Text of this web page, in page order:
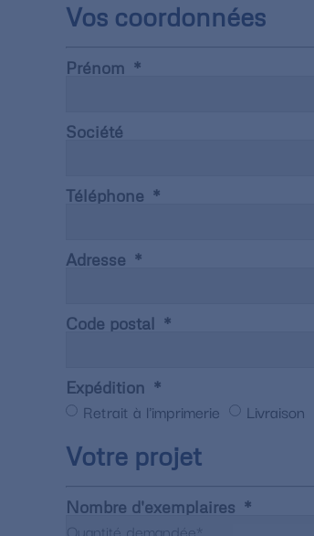
Vos coordonnées
Prénom
Société
Téléphone
Adresse
Code postal
Expédition
Retrait à l'imprimerie Livraison
Votre projet
Nombre d'exemplaires